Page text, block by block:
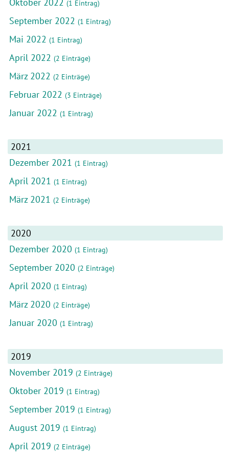
Oktober 2022 (1 Eintrag)
September 2022 (1 Eintrag)
Mai 2022 (1 Eintrag)
April 2022 (2 Einträge)
März 2022 (2 Einträge)
Februar 2022 (3 Einträge)
Januar 2022 (1 Eintrag)
2021
Dezember 2021 (1 Eintrag)
April 2021 (1 Eintrag)
März 2021 (2 Einträge)
2020
Dezember 2020 (1 Eintrag)
September 2020 (2 Einträge)
April 2020 (1 Eintrag)
März 2020 (2 Einträge)
Januar 2020 (1 Eintrag)
2019
November 2019 (2 Einträge)
Oktober 2019 (1 Eintrag)
September 2019 (1 Eintrag)
August 2019 (1 Eintrag)
April 2019 (2 Einträge)